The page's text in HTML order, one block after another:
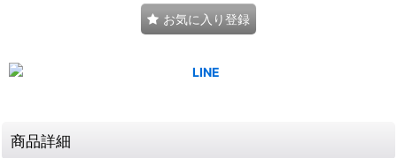
お気に入り登録
商品詳細